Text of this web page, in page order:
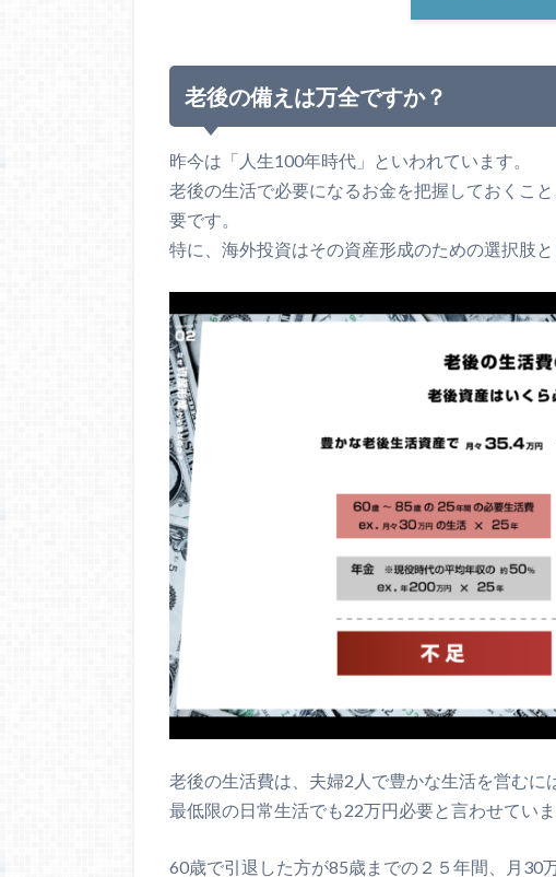
老後の備えは万全ですか？
昨今は「人生100年時代」といわれています。
老後の生活で必要になるお金を把握しておくこ
要です。
特に、海外投資はその資産形成のための選択肢と
老後の生活費は、夫婦2人で豊かな生活を営むに
最低限の日常生活でも22万円必要と言わせていま
60歳で引退した方が85歳までの２５年間、月30